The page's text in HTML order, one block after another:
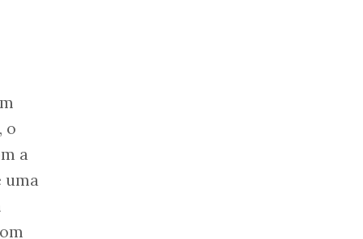
o
a
uma